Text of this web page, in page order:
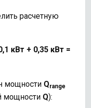
расчетную
кВт + 0,35 кВт =
мощности Qrange
мощности Q):